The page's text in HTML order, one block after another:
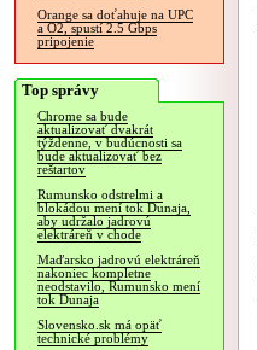
Orange sa doťahuje na UPC
a O2, spustí 2.5 Gbps
pripojenie
Top správy
Chrome sa bude
aktualizovať dvakrát
týždenne, v budúcnosti sa
bude aktualizovať bez
reštartov
Rumunsko odstrelmi a
blokádou mení tok Dunaja,
aby udržalo jadrovú
elektráreň v chode
Maďarsko jadrovú elektráreň
nakoniec kompletne
neodstavilo, Rumunsko mení
tok Dunaja
Slovensko.sk má opäť
technické problémy